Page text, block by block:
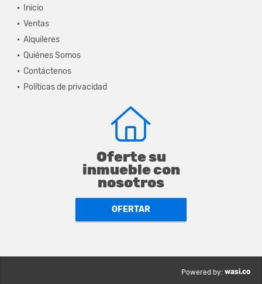
Inicio
Ventas
Alquileres
Quiénes Somos
Contáctenos
Políticas de privacidad
Oferte su
inmueble con
nosotros
OFERTAR
Powered by: wasi.co